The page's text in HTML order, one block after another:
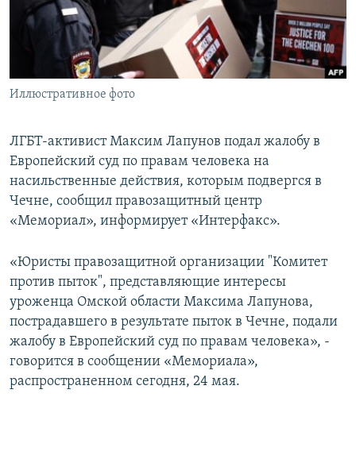
СПОРТ
БЛОГИ
ЧИТАЕМ ПРЕССУ
АРХИВ РАДИОПРОГРАММЫ
Все сайты РСЕ/РС
Иллюстративное фото
ЛГБТ-активист Максим Лапунов подал жалобу в
Европейский суд по правам человека на
насильственные действия, которым подвергся в
Чечне, сообщил правозащитный центр
«Мемориал», информирует «Интерфакс».
«Юристы правозащитной организации "Комитет
против пыток", представляющие интересы
уроженца Омской области Максима Лапунова,
пострадавшего в результате пыток в Чечне, подали
жалобу в Европейский суд по правам человека», -
говорится в сообщении «Мемориала»,
распространенном сегодня, 24 мая.